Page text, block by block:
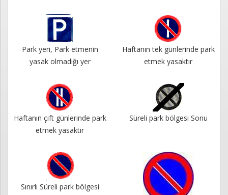
Park yeri, Park etmenin
yasak olmadığı yer
Haftanın tek günlerinde park
etmek yasaktır
Haftanın çift günlerinde park
etmek yasaktır
Süreli park bölgesi Sonu
Sınırlı Süreli park bölgesi